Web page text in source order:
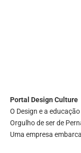
Portal Design Culture
O Design e a
Orgulho de ser de
Uma empresa